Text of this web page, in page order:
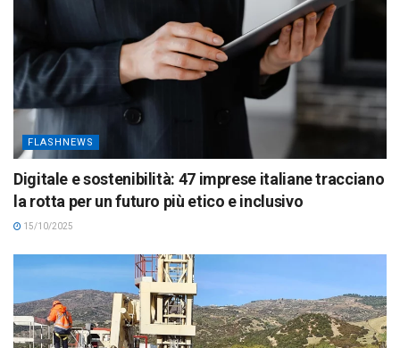
FLASHNEWS
Digitale e sostenibilità: 47 imprese italiane tracciano
la rotta per un futuro più etico e inclusivo
15/10/2025